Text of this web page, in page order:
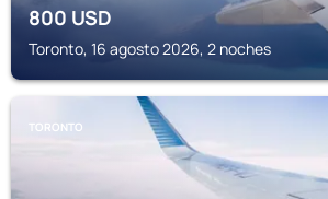
800USD
Toronto, 16 agosto 2026, 2 noches
TORONTO